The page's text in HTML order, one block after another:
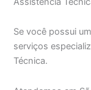
Se você possui
serviços
Técnica.